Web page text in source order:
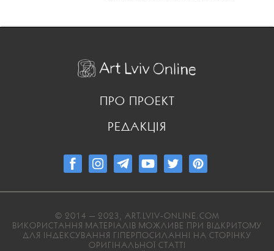
ПРО ПРОЕКТ
РЕДАКЦІЯ
© 2014 — 2023, ART.LVIV-ONLINE.COM
ВИКОРИСТАННЯ МАТЕРІАЛІВ МОЖЛИВЕ ПРИ ВІДКРИТОМУ
ДЛЯ ІНДЕКСУВАННЯ ГІПЕРПОСИЛАННІ НА СТОРІНКУ
ОРИГІНАЛЬНОЇ СТАТТІ